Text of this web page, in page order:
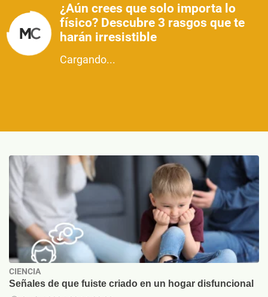
¿Aún crees que solo importa lo
físico? Descubre 3 rasgos que te
harán irresistible
Cargando...
CIENCIA
Señales de que fuiste criado en un hogar disfuncional